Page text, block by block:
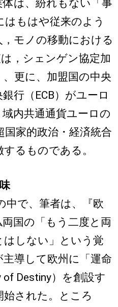
は、紛れもない「事
はもはや従来のよう
モノの移動における
，シェンゲン協定加
更に、加盟国の中央
行（ECB）がユーロ
内共通通貨ユーロの
国家的政治・経済統合
るものである。
で、筆者は、『欧
国の「もう二度と両
はしない」という覚
導して欧州に「運命
Destiny）を創設す
された。ところ